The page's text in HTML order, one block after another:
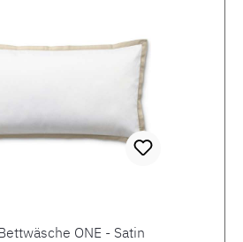
ONE - Satin